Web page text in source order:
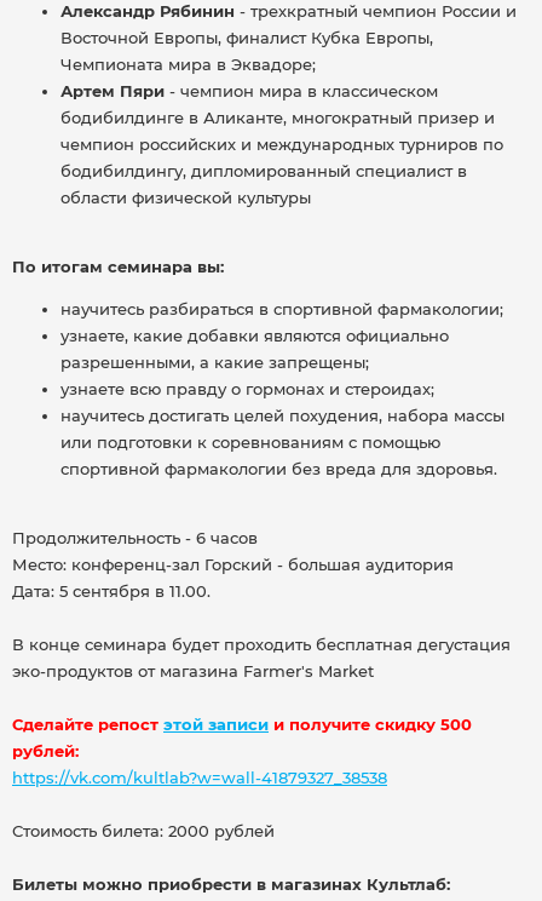
Александр Рябинин - трехкратный чемпион России и
Восточной Европы, финалист Кубка Европы,
Чемпионата мира в Эквадоре;
Артем Пяри - чемпион мира в классическом
бодибилдинге в Аликанте, многократный призер и
чемпион российских и международных турниров по
бодибилдингу, дипломированный специалист в
области физической культуры
По итогам семинара вы:
научитесь разбираться в спортивной фармакологии;
узнаете, какие добавки являются официально
разрешенными, а какие запрещены;
узнаете всю правду о гормонах и стероидах;
научитесь достигать целей похудения, набора массы
или подготовки к соревнованиям с помощью
спортивной фармакологии без вреда для здоровья.
Продолжительность - 6 часов
Место: конференц-зал Горский - большая аудитория
Дата: 5 сентября в 11.00.
В конце семинара будет проходить бесплатная дегустация
эко-продуктов от магазина Farmer's Market
Сделайте репост этой записи и получите скидку 500
рублей:
https://vk.com/kultlab?w=wall-41879327_38538
Стоимость билета: 2000 рублей
Билеты можно приобрести в магазинах Культлаб: